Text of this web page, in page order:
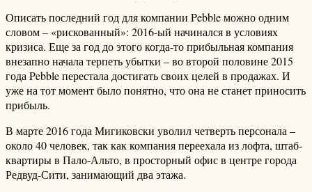
Описать последний год для компании Pebble можно одним
словом – «рискованный»: 2016-ый начинался в условиях
кризиса. Еще за год до этого когда-то прибыльная компания
внезапно начала терпеть убытки – во второй половине 2015
года Pebble перестала достигать своих целей в продажах. И
уже на тот момент было понятно, что она не станет приносить
прибыль.
В марте 2016 года Мигиковски уволил четверть персонала –
около 40 человек, так как компания переехала из лофта, штаб-
квартиры в Пало-Альто, в просторный офис в центре города
Редвуд-Сити, занимающий два этажа.